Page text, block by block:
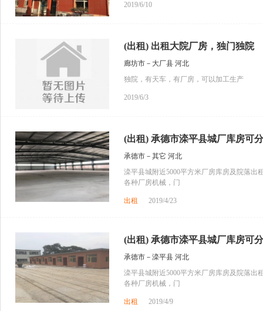
2019/6/10
(出租) 出租大院厂房，独门独院
廊坊市－大厂县 河北
独院，有天车，有厂房，可以加工生产
2019/6/3
(出租) 承德市滦平县城厂库房可
承德市－其它 河北
滦平县城附近5000平方米厂房库房及院落出
各种厂房机械，门
出租 2019/4/23
(出租) 承德市滦平县城厂库房可
承德市－滦平县 河北
滦平县城附近5000平方米厂房库房及院落出
各种厂房机械，门
出租 2019/4/9